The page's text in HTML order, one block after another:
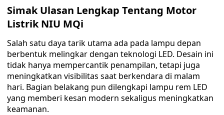
Simak Ulasan Lengkap Tentang Motor
Listrik NIU MQi
Salah satu daya tarik utama ada pada lampu depan
berbentuk melingkar dengan teknologi LED. Desain ini
tidak hanya mempercantik penampilan, tetapi juga
meningkatkan visibilitas saat berkendara di malam
hari. Bagian belakang pun dilengkapi lampu rem LED
yang memberi kesan modern sekaligus meningkatkan
keamanan.